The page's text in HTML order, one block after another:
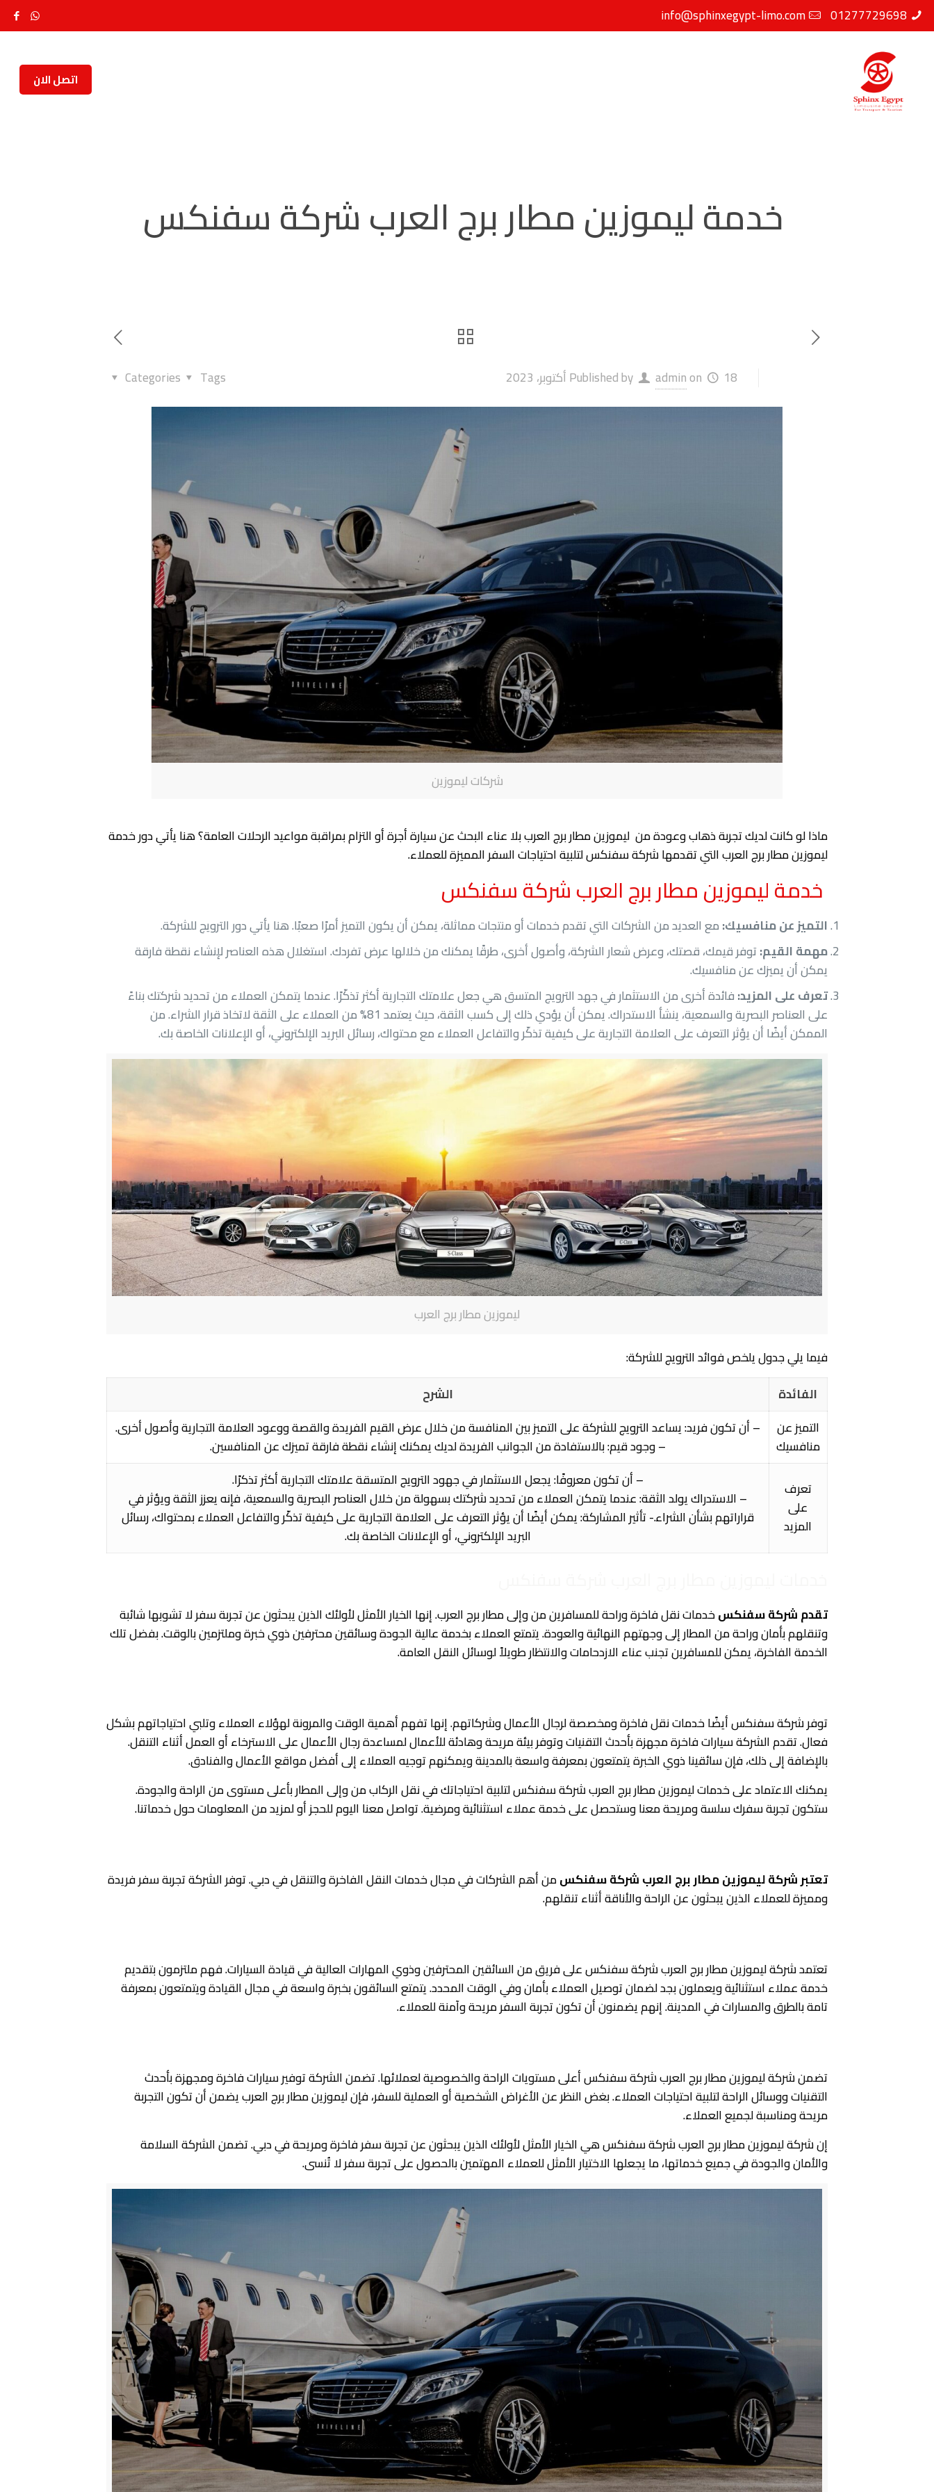
01277729698
info@sphinxegypt-limo.com
اتصل الان
خدمة ليموزين مطار برج العرب شركة سفنكس
Published by adminon 18 أكتوبر، 2023 Categories Tags
شركات ليموزين
ماذا لو كانت لديك تجربة ذهاب وعودة من ليموزين مطار برج العرب بلا عناء البحث عن سيارة أجرة أو التزام بمراقبة مواعيد الرحلات العامة؟ هنا يأتي دور خدمة
ليموزين مطار برج العرب التي تقدمها شركة سفنكس لتلبية احتياجات السفر المميزة للعملاء.
خدمة ليموزين مطار برج العرب شركة سفنكس
التميز عن منافسيك:مع العديد من الشركات التي تقدم خدمات أو منتجات مماثلة، يمكن أن يكون التميز أمرًا صعبًا. هنا يأتي دور الترويج للشركة.
مهمة القيم:توفر قيمك، قصتك، وعرض شعار الشركة، وأصول أخرى، طرقًا يمكنك من خلالها عرض تفردك. استغلال هذه العناصر لإنشاء نقطة فارقة
يمكن أن يميزك عن منافسيك.
تعرف على المزيد:فائدة أخرى من الاستثمار في جهد الترويج المتسق هي جعل علامتك التجارية أكثر تذكّرًا. عندما يتمكن العملاء من تحديد شركتك بناءً
على العناصر البصرية والسمعية، ينشأ الاستدراك. يمكن أن يؤدي ذلك إلى كسب الثقة، حيث يعتمد 81% من العملاء على الثقة لاتخاذ قرار الشراء. من
الممكن أيضًا أن يؤثر التعرف على العلامة التجارية على كيفية تذكّر والتفاعل العملاء مع محتواك، رسائل البريد الإلكتروني، أو الإعلانات الخاصة بك.
ليموزين مطار برج العرب
فيما يلي جدول يلخص فوائد الترويج للشركة:
الفائدة
الشرح
التميز عن
منافسيك
– أن تكون فريد: يساعد الترويج للشركة على التميز بين المنافسة من خلال عرض القيم الفريدة والقصة ووعود العلامة التجارية وأصول أخرى.
– وجود قيم: بالاستفادة من الجوانب الفريدة لديك يمكنك إنشاء نقطة فارقة تميزك عن المنافسين.
تعرف
على
المزيد
– أن تكون معروفًا: يجعل الاستثمار في جهود الترويج المتسقة علامتك التجارية أكثر تذكرًا.
– الاستدراك يولد الثقة: عندما يتمكن العملاء من تحديد شركتك بسهولة من خلال العناصر البصرية والسمعية، فإنه يعزز الثقة ويؤثر في
قراراتهم بشأن الشراء.- تأثير المشاركة: يمكن أيضًا أن يؤثر التعرف على العلامة التجارية على كيفية تذكّر والتفاعل العملاء بمحتواك، رسائل
البريد الإلكتروني، أو الإعلانات الخاصة بك.
تقدم شركة سفنكسخدمات نقل فاخرة وراحة للمسافرين من وإلى مطار برج العرب. إنها الخيار الأمثل لأولئك الذين يبحثون عن تجربة سفر لا تشوبها شائبة
وتنقلهم بأمان وراحة من المطار إلى وجهتهم النهائية والعودة. يتمتع العملاء بخدمة عالية الجودة وسائقين محترفين ذوي خبرة وملتزمين بالوقت. بفضل تلك
الخدمة الفاخرة، يمكن للمسافرين تجنب عناء الازدحامات والانتظار طويلاً لوسائل النقل العامة.
توفر شركة سفنكس أيضًا خدمات نقل فاخرة ومخصصة لرجال الأعمال وشركاتهم. إنها تفهم أهمية الوقت والمرونة لهؤلاء العملاء وتلبي احتياجاتهم بشكل
فعال. تقدم الشركة سيارات فاخرة مجهزة بأحدث التقنيات وتوفر بيئة مريحة وهادئة للأعمال لمساعدة رجال الأعمال على الاسترخاء أو العمل أثناء التنقل.
بالإضافة إلى ذلك، فإن سائقينا ذوي الخبرة يتمتعون بمعرفة واسعة بالمدينة ويمكنهم توجيه العملاء إلى أفضل مواقع الأعمال والفنادق.
يمكنك الاعتماد على خدمات ليموزين مطار برج العرب شركة سفنكس لتلبية احتياجاتك في نقل الركاب من وإلى المطار بأعلى مستوى من الراحة والجودة.
ستكون تجربة سفرك سلسة ومريحة معنا وستحصل على خدمة عملاء استثنائية ومرضية. تواصل معنا اليوم للحجز أو لمزيد من المعلومات حول خدماتنا.
تعتبر شركة ليموزين مطار برج العرب شركة سفنكسمن أهم الشركات في مجال خدمات النقل الفاخرة والتنقل في دبي. توفر الشركة تجربة سفر فريدة
ومميزة للعملاء الذين يبحثون عن الراحة والأناقة أثناء تنقلهم.
تعتمد شركة ليموزين مطار برج العرب شركة سفنكس على فريق من السائقين المحترفين وذوي المهارات العالية في قيادة السيارات. فهم ملتزمون بتقديم
خدمة عملاء استثنائية ويعملون بجد لضمان توصيل العملاء بأمان وفي الوقت المحدد. يتمتع السائقون بخبرة واسعة في مجال القيادة ويتمتعون بمعرفة
تامة بالطرق والمسارات في المدينة. إنهم يضمنون أن تكون تجربة السفر مريحة وآمنة للعملاء.
تضمن شركة ليموزين مطار برج العرب شركة سفنكس أعلى مستويات الراحة والخصوصية لعملائها. تضمن الشركة توفير سيارات فاخرة ومجهزة بأحدث
التقنيات ووسائل الراحة لتلبية احتياجات العملاء. بغض النظر عن الأغراض الشخصية أو العملية للسفر، فإن ليموزين مطار برج العرب يضمن أن تكون التجربة
مريحة ومناسبة لجميع العملاء.
إن شركة ليموزين مطار برج العرب شركة سفنكس هي الخيار الأمثل لأولئك الذين يبحثون عن تجربة سفر فاخرة ومريحة في دبي. تضمن الشركة السلامة
والأمان والجودة في جميع خدماتها، ما يجعلها الاختيار الأمثل للعملاء المهتمين بالحصول على تجربة سفر لا تُنسى.